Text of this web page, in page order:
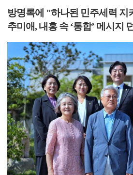
방명록에 "하나된 민주세력 지
추미애, 내홍 속 ‘통합’ 메시지